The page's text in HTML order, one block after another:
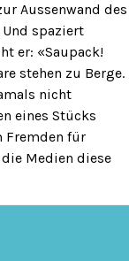
Aussenwand des
spaziert
er: «Saupack!
stehen zu Berge.
nicht
eines Stücks
Fremden für
Medien diese